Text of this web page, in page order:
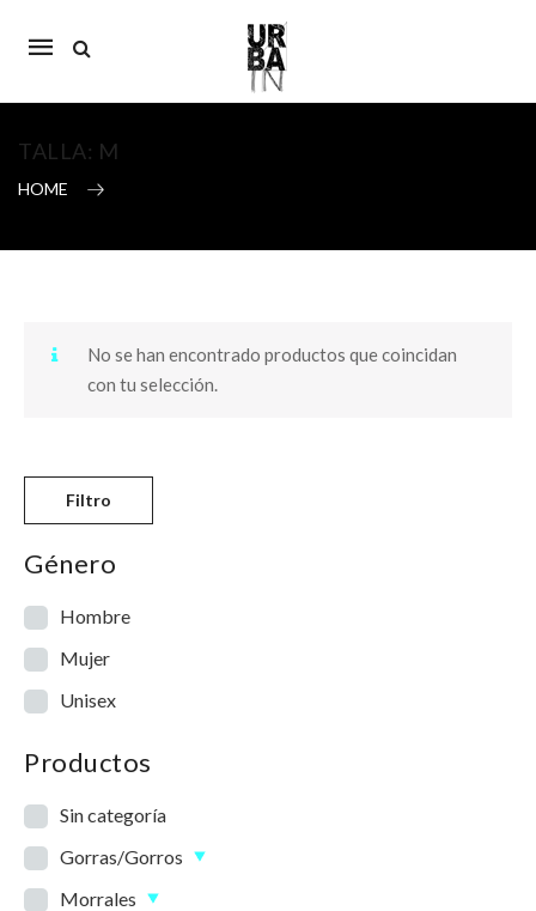
Mobile
TALLA: M
HOME
No se han encontrado productos que coincidan
con tu selección.
Filtro
Género
Hombre
Mujer
Unisex
Productos
Sin categoría
Gorras/Gorros
Morrales